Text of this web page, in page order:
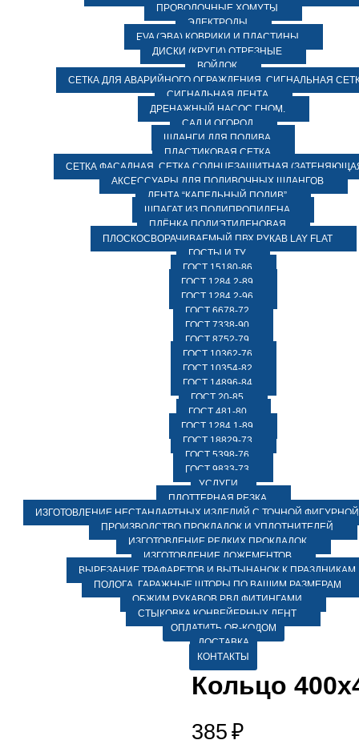
ПРОВОЛОЧНЫЕ ХОМУТЫ
ЭЛЕКТРОДЫ
EVA (ЭВА) КОВРИКИ И ПЛАСТИНЫ
ДИСКИ (КРУГИ) ОТРЕЗНЫЕ
ВОЙЛОК
СЕТКА ДЛЯ АВАРИЙНОГО ОГРАЖДЕНИЯ, СИГНАЛЬНАЯ
СИГНАЛЬНАЯ ЛЕНТА
ДРЕНАЖНЫЙ НАСОС ГНОМ.
САД И ОГОРОД
ШЛАНГИ ДЛЯ ПОЛИВА
ПЛАСТИКОВАЯ СЕТКА
СЕТКА ФАСАДНАЯ. СЕТКА СОЛНЦЕЗАЩИТНАЯ
АКСЕССУАРЫ ДЛЯ ПОЛИВОЧНЫХ ШЛАНГОВ
ЛЕНТА “КАПЕЛЬНЫЙ ПОЛИВ”
ШПАГАТ ИЗ ПОЛИПРОПИЛЕНА
ПЛЁНКА ПОЛИЭТИЛЕНОВАЯ
ПЛОСКОСВОРАЧИВАЕМЫЙ ПВХ РУКАВ LAY FLAT
ГОСТЫ И ТУ
ГОСТ 15180-86
ГОСТ 1284.2-89
ГОСТ 1284.2-96
ГОСТ 6678-72
ГОСТ 7338-90
ГОСТ 8752-79
ГОСТ 10362-76
ГОСТ 10354-82
ГОСТ 14896-84
ГОСТ 20-85
ГОСТ 481-80
ГОСТ 1284.1-89
ГОСТ 18829-73
ГОСТ 5398-76
ГОСТ 9833-73
УСЛУГИ
ПЛОТТЕРНАЯ РЕЗКА
ИЗГОТОВЛЕНИЕ НЕСТАНДАРТНЫХ ИЗДЕЛИЙ С ТОЧНОЙ ФИГУРНОЙ
ПРОИЗВОДСТВО ПРОКЛАДОК И УПЛОТНИТЕЛЕЙ
ИЗГОТОВЛЕНИЕ РЕДКИХ ПРОКЛАДОК
ИЗГОТОВЛЕНИЕ ЛОЖЕМЕНТОВ
ВЫРЕЗАНИЕ ТРАФАРЕТОВ И ВЫТЫНАНОК К ПРАЗДНИКАМ
ПОЛОГА, ГАРАЖНЫЕ ШТОРЫ ПО ВАШИМ РАЗМЕРАМ
ОБЖИМ РУКАВОВ РВД ФИТИНГАМИ
СТЫКОВКА КОНВЕЙЕРНЫХ ЛЕНТ
ОПЛАТИТЬ QR-КОДОМ
ДОСТАВКА
КОНТАКТЫ
Кольцо
385 ₽